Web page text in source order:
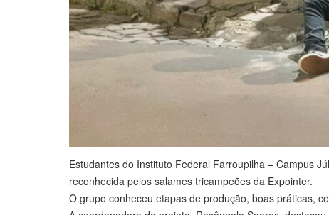
Estudantes do Instituto Federal Farroupilha – Campus
reconhecida pelos salames tricampeões da Expointer.
O grupo conheceu etapas de produção, boas práticas,